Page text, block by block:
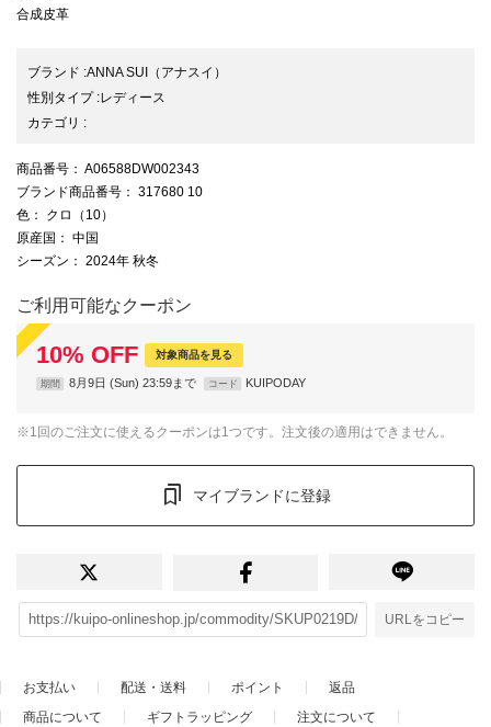
合成皮革
ブランド :ANNA SUI （アナスイ）
性別タイプ:レディース
カテゴリ :
商品番号 ： A06588DW002343
ブランド商品番号 ： 317680 10
色 ： クロ（10）
原産国 ： 中国
シーズン ： 2024年 秋冬
ご利用可能なクーポン
10% OFF 対象商品を見る
期間 8月9日 (Sun) 23:59まで コード KUIPODAY
※1回のご注文に使えるクーポンは1つです。注文後の適用はできません。
マイブランドに登録
URLをコピー
お支払い 配送・送料 ポイント
返品
商品について
ギフトラッピング 注文について